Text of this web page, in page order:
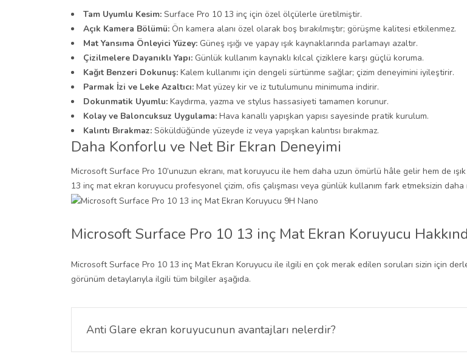
Tam Uyumlu Kesim: Surface Pro 10 13 inç için özel ölçülerle üretilmiştir.
Açık Kamera Bölümü: Ön kamera alanı özel olarak boş bırakılmıştır; görüşme kalitesi etkilenmez.
Mat Yansıma Önleyici Yüzey: Güneş ışığı ve yapay ışık kaynaklarında parlamayı azaltır.
Çizilmelere Dayanıklı Yapı: Günlük kullanım kaynaklı kılcal çiziklere karşı güçlü koruma.
Kağıt Benzeri Dokunuş: Kalem kullanımı için dengeli sürtünme sağlar; çizim deneyimini iyileştirir.
Parmak İzi ve Leke Azaltıcı: Mat yüzey kir ve iz tutulumunu minimuma indirir.
Dokunmatik Uyumlu: Kaydırma, yazma ve stylus hassasiyeti tamamen korunur.
Kolay ve Baloncuksuz Uygulama: Hava kanallı yapışkan yapısı sayesinde pratik kurulum.
Kalıntı Bırakmaz: Söküldüğünde yüzeyde iz veya yapışkan kalıntısı bırakmaz.
Daha Konforlu ve Net Bir Ekran Deneyimi
Microsoft Surface Pro 10’unuzun ekranı, mat koruyucu ile hem daha uzun ömürlü hâle gelir hem de
13 inç mat ekran koruyucu profesyonel çizim, ofis çalışması veya günlük kullanım fark etmeksizin
Microsoft Surface Pro 10 13 inç Mat Ekran Koruyucu
Microsoft Surface Pro 10 13 inç Mat Ekran Koruyucu ile ilgili en çok merak edilen soruları sizin için
görünüm detaylarıyla ilgili tüm bilgiler aşağıda.
Anti Glare ekran koruyucunun avantajları nelerdir?
Microsoft Surface Pro 10 13 inç Mat Ekran Koruyucu güneş ışığı veya parlak ortamlarda